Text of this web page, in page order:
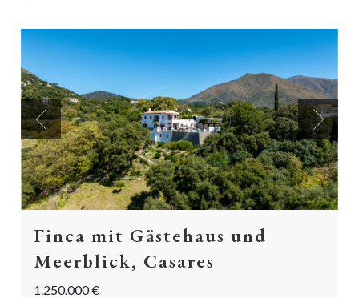
Previous Next
Finca mit Gästehaus und
Meerblick, Casares
1.250.000 €